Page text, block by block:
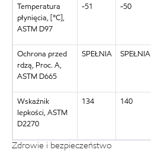
Temperatura
płynięcia, [°C],
ASTM D97
-51 -50
Ochrona przed
rdzą, Proc. A,
ASTM D665
SPEŁNIA SPEŁNIA
Wskaźnik
lepkości, ASTM
D2270
134 140
Zdrowie i bezpieczeństwo